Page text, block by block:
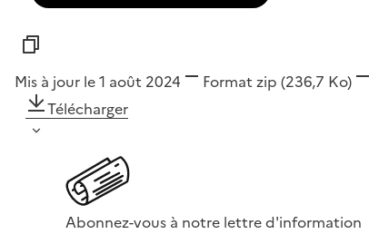
Mis à jour le 1 août 2024 Format zip (236,7 Ko)
Télécharger
Abonnez-vous à notre lettre d'information